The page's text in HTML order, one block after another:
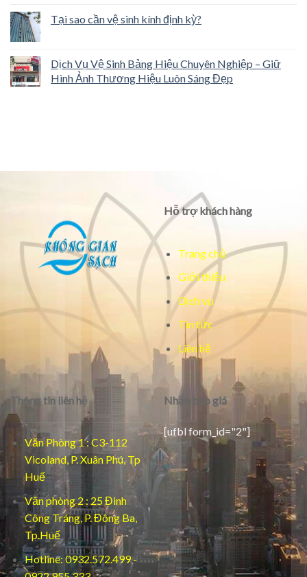
Tại sao cần vệ sinh kính định kỳ?
Dịch Vụ Vệ Sinh Bảng Hiệu Chuyên Nghiệp – Giữ
Hình Ảnh Thương Hiệu Luôn Sáng Đẹp
Hỗ trợ khách hàng
Trang chủ
Giới thiệu
Dịch vụ
Tin tức
Liên hệ
Thông tin liên hệ
Văn Phòng 1 : C3-112
Vicoland, P. Xuân Phú, Tp
Huế
Văn phòng 2 : 25 Đinh
Công Tráng, P. Đông Ba,
Tp.Huế
Hotline: 0932.572.499 -
Nhận báo giá
[ufbl form_id="2"]